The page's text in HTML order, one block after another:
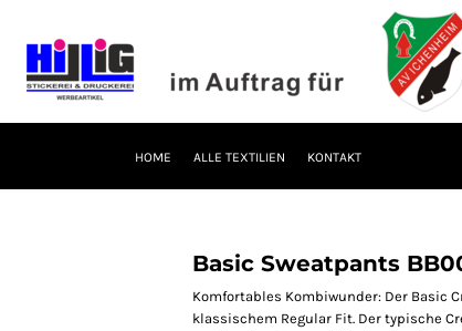
HOME ALLE TEXTILIEN KONTAKT
Basic Sweatpants
Komfortables Kombiwunder: Der Basic
klassischem Regular Fit. Der typische